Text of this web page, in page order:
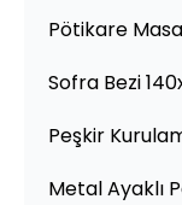
Pötikare
Sofra Bezi
Peşkir
Metal Ayaklı